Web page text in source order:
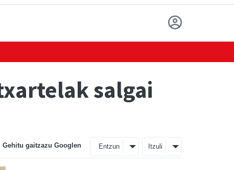
salgai
Gehitu gaitzazu Googlen Entzun Itzuli